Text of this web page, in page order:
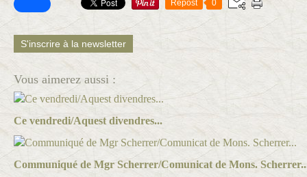
Repost 0
S'inscrire à la newsletter
Vous aimerez aussi :
Ce vendredi/Aquest divendres...
Communiqué de Mgr Scherrer/Comunicat de Mons.